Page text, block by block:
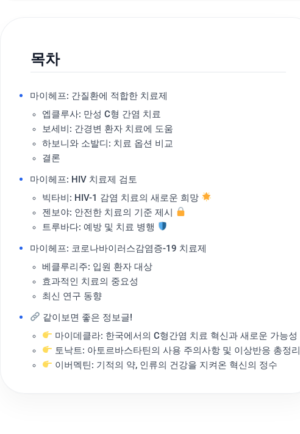
목차
마이헤프: 간질환에 적합한 치료제
엡클루사: 만성 C형 간염 치료
보세비: 간경변 환자 치료에 도움
하보니와 소발디: 치료 옵션 비교
결론
마이헤프: HIV 치료제 검토
빅타비: HIV-1 감염 치료의 새로운 희망
젠보야: 안전한 치료의 기준 제시
트루바다: 예방 및 치료 병행
마이헤프: 코로나바이러스감염증-19 치료제
베클루리주: 입원 환자 대상
효과적인 치료의 중요성
최신 연구 동향
같이보면 좋은 정보글!
마이데클라: 한국에서의 C형간염 치료 혁신과 새로운 가능성
토낙트: 아토르바스타틴의 사용 주의사항 및 이상반응 총정리
이버멕틴: 기적의 약, 인류의 건강을 지켜온 혁신의 정수